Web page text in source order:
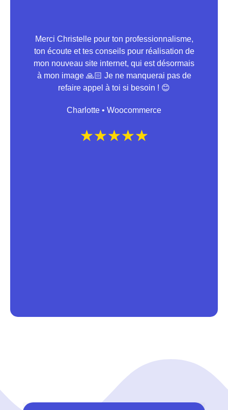
Merci Christelle pour ton professionnalisme,
ton écoute et tes conseils pour réalisation de
mon nouveau site internet, qui est désormais
à mon image 🙏🏻 Je ne manquerai pas de
refaire appel à toi si besoin ! 😊
Charlotte • Woocommerce
☆☆☆☆☆